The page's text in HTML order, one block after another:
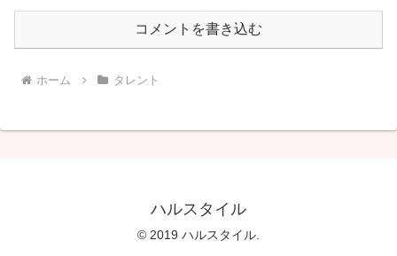
コメントを書き込む
ホーム タレント
ハルスタイル
© 2019 ハルスタイル.